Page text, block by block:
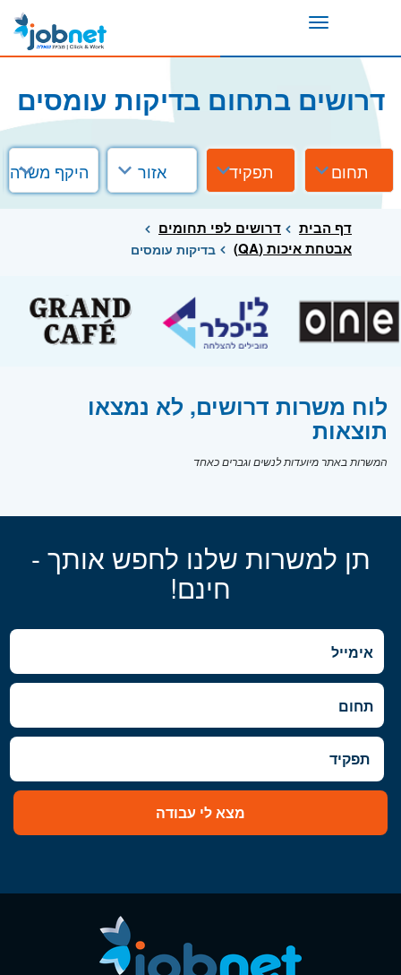
Toggle
דרושים בתחום בדיקות עומסים
תחום תפקיד אזור היקף משרה
דף הבית
דרושים לפי תחומים
אבטחת איכות (QA)
בדיקות עומסים
לוח משרות דרושים, לא נמצאו
תוצאות
המשרות באתר מיועדות לנשים וגברים כאחד
תן למשרות שלנו לחפש אותך -
חינם!
מצא לי עבודה